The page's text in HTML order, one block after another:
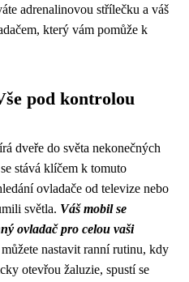
adrenalinovou střílečku a váš
který vám pomůže k
pod kontrolou
dveře do světa nekonečných
stává klíčem k tomuto
ovladače od televize nebo
světla. Váš mobil se
ovladač pro celou vaši
nastavit ranní rutinu, kdy
otevřou žaluzie, spustí se